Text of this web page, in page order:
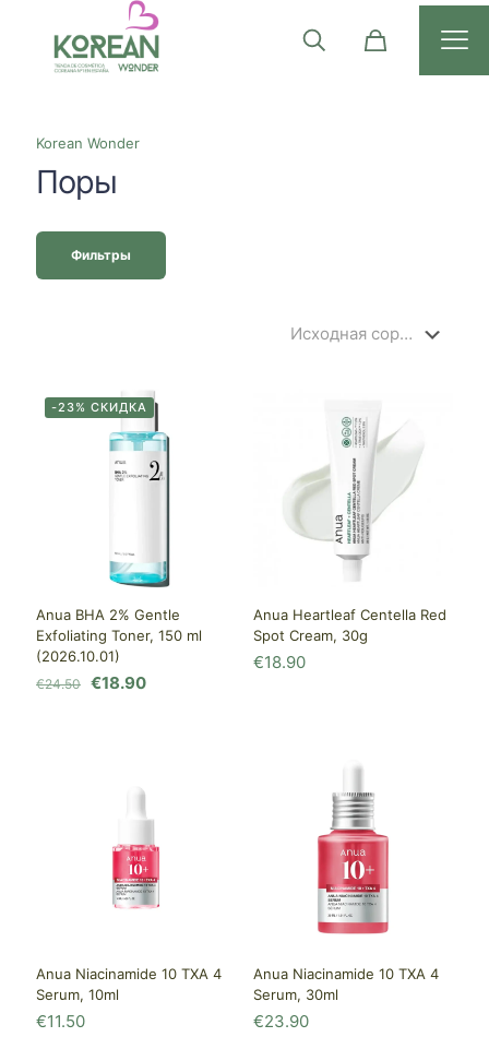
Korean Wonder
Поры
Фильтры
-23% СКИДКА
Anua BHA 2% Gentle
Exfoliating Toner, 150 ml
(2026.10.01)
€24.50 Первоначальная
€18.90Текущая
Anua Heartleaf Centella Red
Spot Cream, 30g
€18.90
Anua Niacinamide 10 TXA 4
Serum, 10ml
€11.50
Anua Niacinamide 10 TXA 4
Serum, 30ml
€23.90